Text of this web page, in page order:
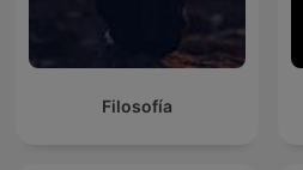
Filosofía